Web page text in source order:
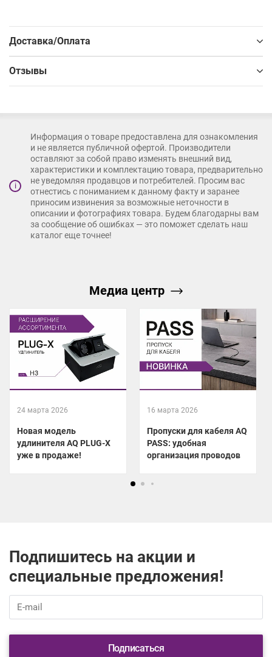
Доставка/Оплата
Отзывы
i
Информация о товаре предоставлена для ознакомления
и не является публичной офертой. Производители
оставляют за собой право изменять внешний вид,
характеристики и комплектацию товара, предварительно
не уведомляя продавцов и потребителей. Просим вас
отнестись с пониманием к данному факту и заранее
приносим извинения за возможные неточности в
описании и фотографиях товара. Будем благодарны вам
за сообщение об ошибках — это поможет сделать наш
каталог еще точнее!
Медиа центр
24 марта 2026
Новая модель
удлинителя AQ PLUG-X
уже в продаже!
16 марта 2026
Пропуски для кабеля AQ
PASS: удобная
организация проводов
Подпишитесь на акции и
специальные предложения!
Подписаться